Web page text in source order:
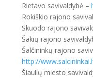
Rietavo savivaldybė –
Rokiškio rajono
Skuodo rajono
Šakių rajono
Šalčininkų rajono
http://
Šiaulių miesto